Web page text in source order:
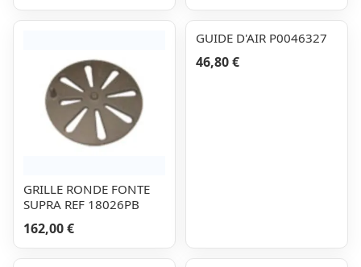
GRILLE RONDE FONTE
SUPRA REF 18026PB
162,00 €
GUIDE D'AIR P0046327
46,80 €